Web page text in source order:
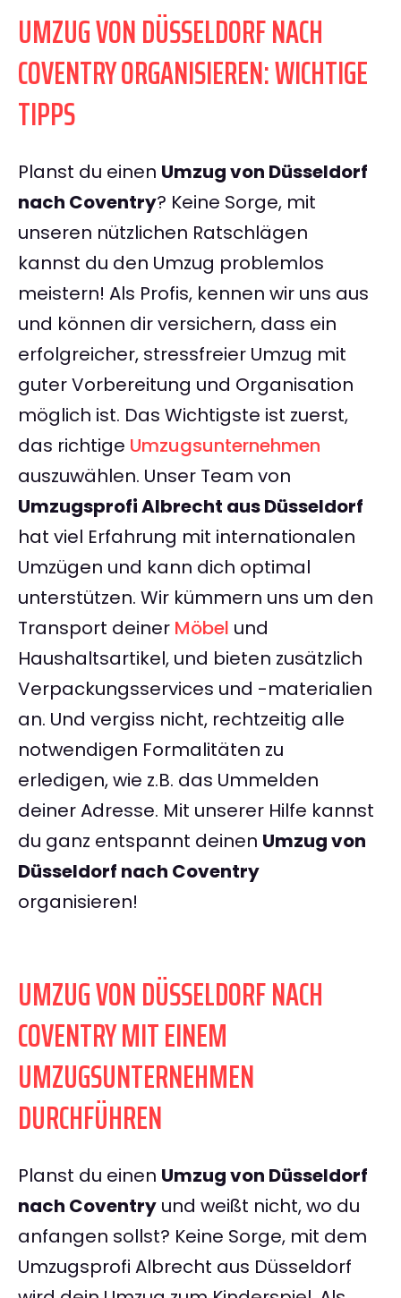
UMZUG VON DÜSSELDORF NACH
COVENTRY ORGANISIEREN: WICHTIGE
TIPPS
Planst du einen Umzug von Düsseldorf
nach Coventry? Keine Sorge, mit
unseren nützlichen Ratschlägen
kannst du den Umzug problemlos
meistern! Als Profis, kennen wir uns aus
und können dir versichern, dass ein
erfolgreicher, stressfreier Umzug mit
guter Vorbereitung und Organisation
möglich ist. Das Wichtigste ist zuerst,
das richtige Umzugsunternehmen
auszuwählen. Unser Team von
Umzugsprofi Albrecht aus Düsseldorf
hat viel Erfahrung mit internationalen
Umzügen und kann dich optimal
unterstützen. Wir kümmern uns um den
Transport deiner Möbel und
Haushaltsartikel, und bieten zusätzlich
Verpackungsservices und -materialien
an. Und vergiss nicht, rechtzeitig alle
notwendigen Formalitäten zu
erledigen, wie z.B. das Ummelden
deiner Adresse. Mit unserer Hilfe kannst
du ganz entspannt deinen Umzug von
Düsseldorf nach Coventry
organisieren!
UMZUG VON DÜSSELDORF NACH
COVENTRY MIT EINEM
UMZUGSUNTERNEHMEN
DURCHFÜHREN
Planst du einen Umzug von Düsseldorf
nach Coventry und weißt nicht, wo du
anfangen sollst? Keine Sorge, mit dem
Umzugsprofi Albrecht aus Düsseldorf